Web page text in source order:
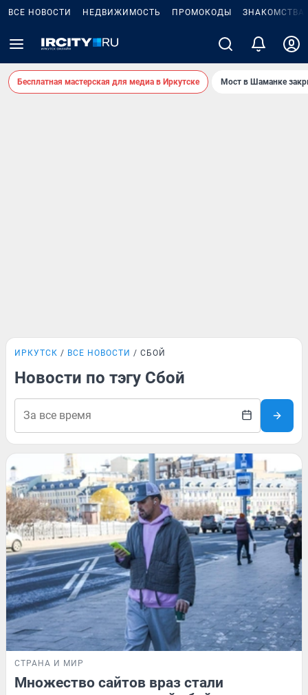
ВСЕ НОВОСТИ НЕДВИЖИМОСТЬ ПРОМОКОДЫ ЗНАКОМСТВА
Бесплатная мастерская для медиа в Иркутске Мост в Шаманке
ИРКУТСК ВСЕ НОВОСТИ СБОЙ
Новости по тэгу Сбой
СТРАНА И МИР
Множество сайтов враз стали